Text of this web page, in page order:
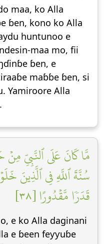
maa, ko Alla
ɓen, kono ko Alla
huntunoo e
maa mo, fii
ɓen, e
maɓɓe ɓen, si
Yamiroore Alla
مَّا كَانَ عَلَى ٱلنَّبِيِّ
سُنَّةَ ٱللَّهِ فِي ٱلَّذِينَ
قَدَرٗا مَّقۡدُورًا [٣٨]
e ko Alla daginani
e ɓeen feƴƴuɓe